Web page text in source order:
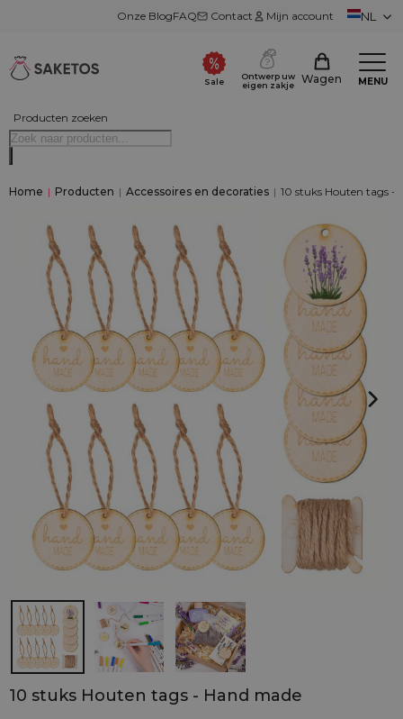
Onze BlogFAQ Contact Mijn account NL
Producten zoeken
Sale
Ontwerp uw
eigen zakje
Wagen MENU
Home | Producten | Accessoires en decoraties | 10 stuks Houten tags -
10 stuks Houten tags - Hand made